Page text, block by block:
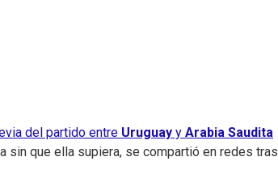
del partido entre Uruguay y Arabia Saudita
sin que ella supiera, se compartió en redes tras